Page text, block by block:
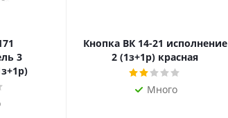
3
Кнопка ВК 14-21 исполнение
2 (1з+1р) красная
Много